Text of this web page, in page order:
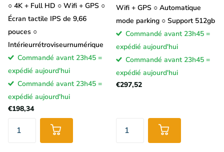
○ 4K + Full HD ○ Wifi + GPS ○
Écran tactile IPS de 9,66
pouces ○
Intérieurrétroviseurnumérique
Commandé avant 23h45 =
expédié aujourd'hui
Commandé avant 23h45 =
expédié aujourd'hui
€198,34
Wifi + GPS ○ Automatique
mode parking ○ Support 512gb
Commandé avant 23h45 =
expédié aujourd'hui
Commandé avant 23h45 =
expédié aujourd'hui
€297,52